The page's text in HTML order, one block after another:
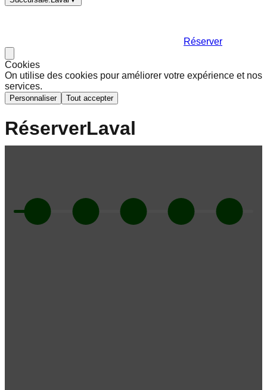
Réserver
Cookies
On utilise des cookies pour améliorer votre expérience et nos
services.
Personnaliser Tout accepter
RéserverLaval